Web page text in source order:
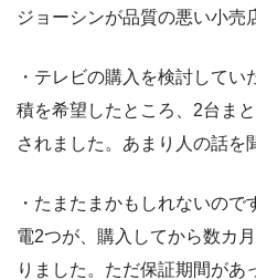
ジョーシンが品質の悪い小売
・テレビの購入を検討して
積を希望したところ、2台ま
されました。あまり人の話を
・たまたまかもしれないの
電2つが、購入してから数カ
りました。ただ保証期間があ